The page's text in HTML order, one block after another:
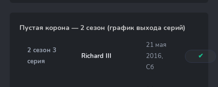
Пустая корона — 2 сезон (график выхода серий)
2 сезон 3
серия
Richard III
21 мая
2016,
Сб
✔